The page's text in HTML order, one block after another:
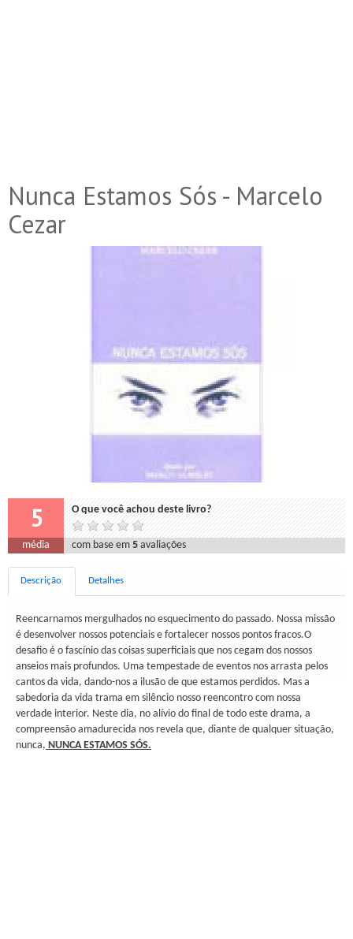
Nunca Estamos Sós - Marcelo
Cezar
5 O que você achou deste livro?
média com base em5 avaliações
Descrição Detalhes
Reencarnamos mergulhados no esquecimento do passado. Nossa missão
é desenvolver nossos potenciais e fortalecer nossos pontos fracos.O
desafio é o fascínio das coisas superficiais que nos cegam dos nossos
anseios mais profundos. Uma tempestade de eventos nos arrasta pelos
cantos da vida, dando-nos a ilusão de que estamos perdidos. Mas a
sabedoria da vida trama em silêncio nosso reencontro com nossa
verdade interior. Neste dia, no alívio do final de todo este drama, a
compreensão amadurecida nos revela que, diante de qualquer situação,
nunca, NUNCA ESTAMOS SÓS.